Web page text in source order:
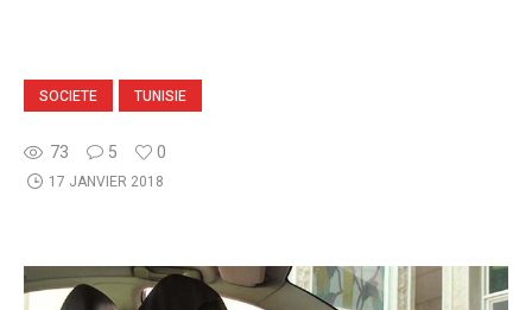
SOCIETE TUNISIE
73 5 0
17 JANVIER 2018